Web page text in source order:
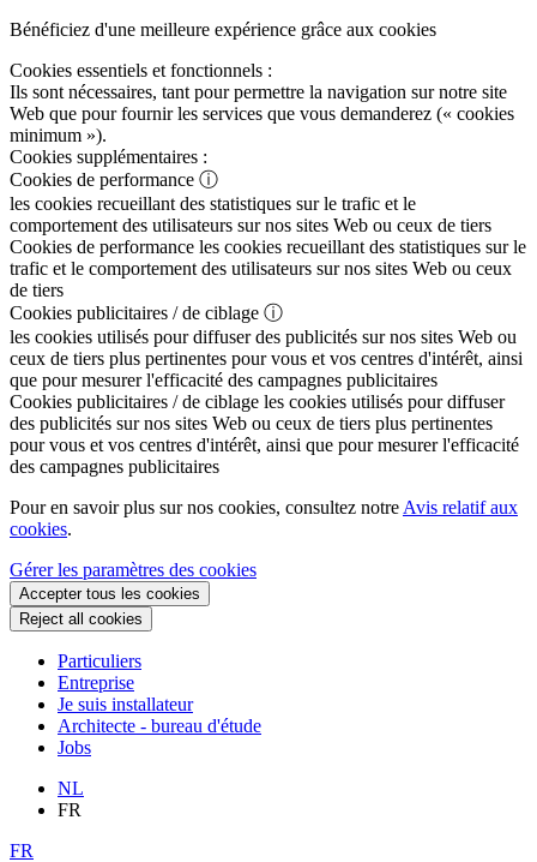
Bénéficiez d'une meilleure expérience grâce aux cookies
Cookies essentiels et fonctionnels :
Ils sont nécessaires, tant pour permettre la navigation sur notre site
Web que pour fournir les services que vous demanderez (« cookies
minimum »).
Cookies supplémentaires :
Cookies de performance ⓘ
les cookies recueillant des statistiques sur le trafic et le
comportement des utilisateurs sur nos sites Web ou ceux de tiers
Cookies de performance les cookies recueillant des statistiques sur le
trafic et le comportement des utilisateurs sur nos sites Web ou ceux
de tiers
Cookies publicitaires / de ciblage ⓘ
les cookies utilisés pour diffuser des publicités sur nos sites Web ou
ceux de tiers plus pertinentes pour vous et vos centres d'intérêt, ainsi
que pour mesurer l'efficacité des campagnes publicitaires
Cookies publicitaires / de ciblage les cookies utilisés pour diffuser
des publicités sur nos sites Web ou ceux de tiers plus pertinentes
pour vous et vos centres d'intérêt, ainsi que pour mesurer l'efficacité
des campagnes publicitaires
Pour en savoir plus sur nos cookies, consultez notre Avis relatif aux
cookies.
Gérer les paramètres des cookies
Accepter tous les cookies
Reject all cookies
Particuliers
Entreprise
Je suis installateur
Architecte - bureau d'étude
Jobs
NL
FR
FR